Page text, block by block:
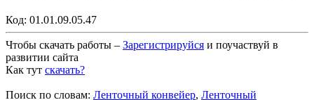
Код: 01.01.09.05.47
Чтобы скачать работы – Зарегистрируйся и поучаствуй в
развитии сайта
Как тут скачать?
Поиск по словам: Ленточный конвейер, Ленточный